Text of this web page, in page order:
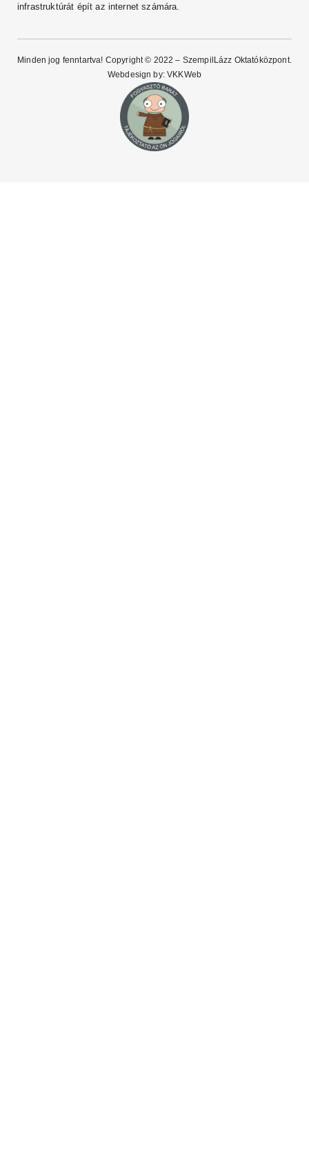
infrastruktúrát épít az internet számára.
Minden jog fenntartva! Copyright © 2022 – SzempilLázz Oktatóközpont.
Webdesign by:VKKWeb